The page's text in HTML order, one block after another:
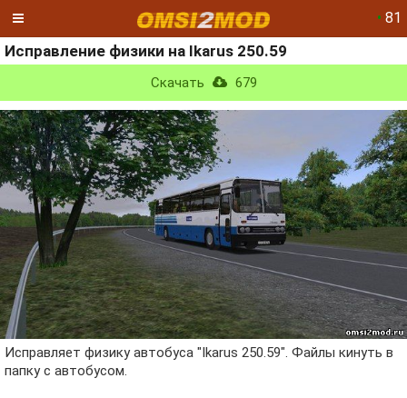
• 81
Исправление физики на Ikarus 250.59
Скачать 679
Исправляет физику автобуса "Ikarus 250.59". Файлы кинуть в
папку с автобусом.